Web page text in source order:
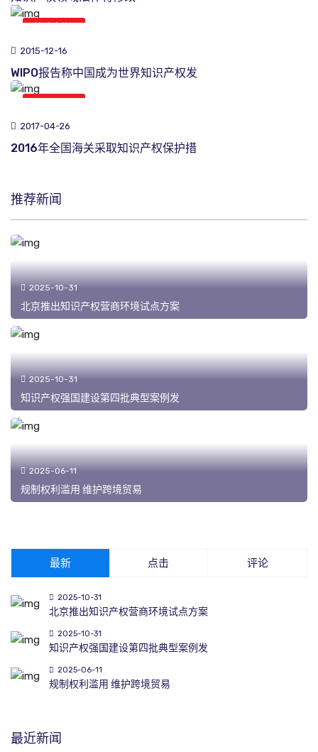
2015-12-16
WIPO报告称中国成为世界知识产权发
2017-04-26
2016年全国海关采取知识产权保护措
推荐新闻
2025-10-31
北京推出知识产权营商环境试点方案
2025-10-31
知识产权强国建设第四批典型案例发
2025-06-11
规制权利滥用 维护跨境贸易
最新 点击 评论
2025-10-31
北京推出知识产权营商环境试点方案
2025-10-31
知识产权强国建设第四批典型案例发
2025-06-11
规制权利滥用 维护跨境贸易
最近新闻